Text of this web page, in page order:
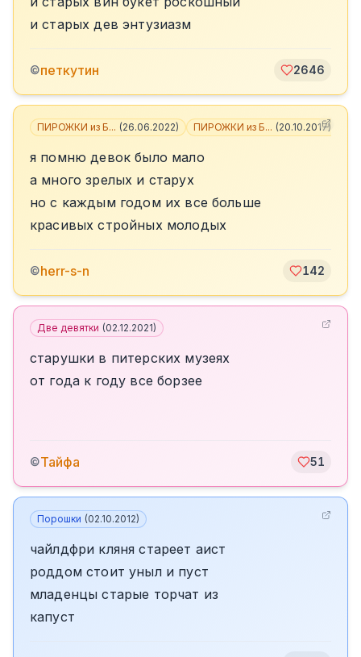
и старых дев энтузиазм
©петкутин 2646
ПИРОЖКИ из Б... (26.06.2022) ПИРОЖКИ из Б... (20.10.2017)
я помню девок было мало
а много зрелых и старух
но с каждым годом их все больше
красивых стройных молодых
©herr-s-n 142
Две девятки (02.12.2021)
старушки в питерских музеях
от года к году все борзее
©Тайфа 51
Порошки (02.10.2012)
чайлдфри кляня стареет аист
роддом стоит уныл и пуст
младенцы старые торчат из
капуст